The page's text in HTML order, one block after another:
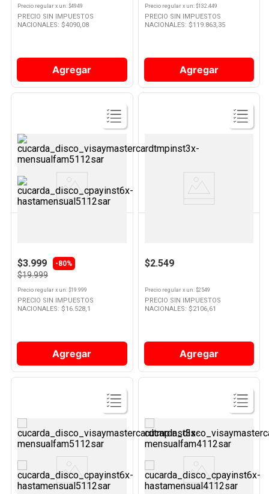
Precio regular x un: $4949
PRECIO SIN IMPUESTOS
NACIONALES: $4090,08
Agregar
Precio regularx un: $132.449
PRECIO SIN IMPUESTOS
NACIONALES: $119.863,35
Agregar
Producto
$3.999 -80%
$19.999
Precio regular x un: $19.999
PRECIO SIN IMPUESTOS
NACIONALES: $16.528,1
Agregar
Producto
$2.549
Precio regularx un: $2549
PRECIO SIN IMPUESTOS
NACIONALES: $2106,61
Agregar
Ver
Producto
Ver
Producto